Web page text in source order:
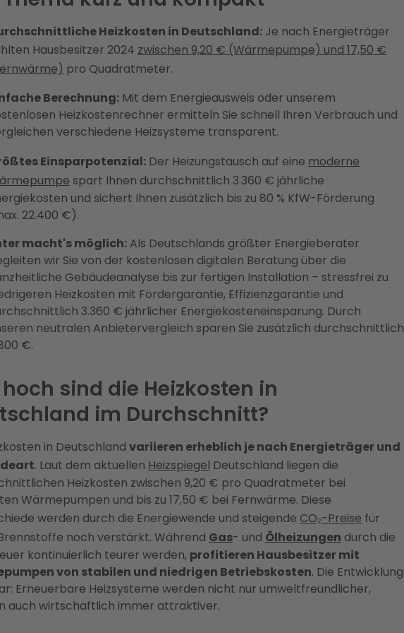
Heizkosten in Deutschland: Je nach Energieträger
Hausbesitzer 2024 zwischen 9,20 € (Wärmepumpe) und 17,50 €
pro Quadratmeter.
Berechnung: Mit dem Energieausweis oder unserem
Heizkostenrechner ermitteln Sie schnell Ihren Verbrauch und
verschiedene Heizsysteme transparent.
Einsparpotenzial: Der Heizungstausch auf eine moderne
spart Ihnen durchschnittlich 3.360 € jährliche
und sichert Ihnen zusätzlich bis zu 80 % KfW-Förderung
22.400 €).
macht's möglich: Als Deutschlands größter Energieberater
wir Sie von der kostenlosen digitalen Beratung über die
Gebäudeanalyse bis zur fertigen Installation – stressfrei zu
Heizkosten mit Fördergarantie, Effizienzgarantie und
3.360 € jährlicher Energiekosteneinsparung. Durch
neutralen Anbietervergleich sparen Sie zusätzlich durchschnittlich
€.
sind die Heizkosten in
im Durchschnitt?
in Deutschland variieren erheblich je nach Energieträger und
. Laut dem aktuellen Heizspiegel Deutschland liegen die
Heizkosten zwischen 9,20 € pro Quadratmeter bei
Wärmepumpen und bis zu 17,50 € bei Fernwärme. Diese
werden durch die Energiewende und steigende CO₂-Preise für
noch verstärkt. Während Gas- und Ölheizungen durch die
kontinuierlich teurer werden, profitieren Hausbesitzer mit
von stabilen und niedrigen Betriebskosten. Die Entwicklung
Erneuerbare Heizsysteme werden nicht nur umweltfreundlicher,
auch wirtschaftlich immer attraktiver.